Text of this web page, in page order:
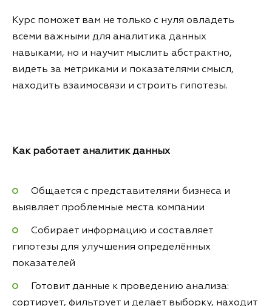
Курс поможет вам не только с нуля овладеть
всеми важными для аналитика данных
навыками, но и научит мыслить абстрактно,
видеть за метриками и показателями смысл,
находить взаимосвязи и строить гипотезы.
Как работает аналитик данных
Общается с представителями бизнеса и
выявляет проблемные места компании
Собирает информацию и составляет
гипотезы для улучшения определённых
показателей
Готовит данные к проведению анализа:
сортирует, фильтрует и делает выборку, находит